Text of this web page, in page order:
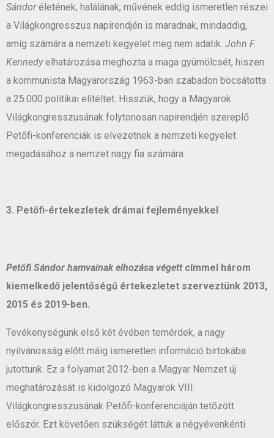
Sándoréletének, halálának, művének eddig ismeretlen részei
a Világkongresszus napirendjén is maradnak, mindaddig,
amíg számára a nemzeti kegyelet meg nem adatik. John F.
Kennedyelhatározása meghozta a maga gyümölcsét, hiszen
a kommunista Magyarország 1963-ban szabadon bocsátotta
a 25.000 politikai elítéltet. Hisszük, hogy a Magyarok
Világkongresszusának folytonosan napirendjén szereplő
Petőfi-konferenciák is elvezetnek a nemzeti kegyelet
megadásához a nemzet nagy fia számára.
3. Petőfi-értekezletek drámai fejleményekkel
Petőfi Sándor hamvainak elhozása végett címmel három
kiemelkedő jelentőségű értekezletet szerveztünk 2013,
2015 és 2019-ben.
Tevékenységünk első két évében temérdek, a nagy
nyilvánosság előtt máig ismeretlen információ birtokába
jutottunk. Ez a folyamat 2012-ben a Magyar Nemzet új
meghatározását is kidolgozó Magyarok VIII.
Világkongresszusának Petőfi-konferenciáján tetőzött
először. Ezt követően szükségét láttuk a négyévenkénti